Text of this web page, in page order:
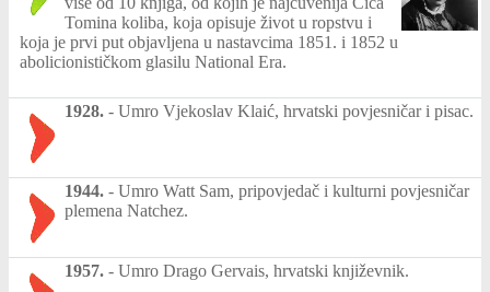
Tomina koliba, koja opisuje život u ropstvu i
koja je prvi put objavljena u nastavcima 1851. i 1852 u
abolicionističkom glasilu National Era.
1928. - Umro Vjekoslav Klaić, hrvatski povjesničar i pisac.
1944. - Umro Watt Sam, pripovjedač i kulturni povjesničar
plemena Natchez.
1957. - Umro Drago Gervais, hrvatski književnik.